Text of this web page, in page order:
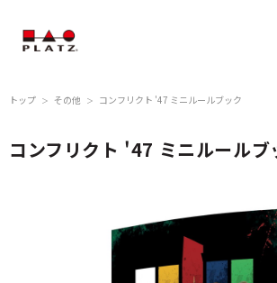
トップ ＞ その他 ＞ コンフリクト '47 ミニルールブック
コンフリクト '47 ミニルールブ